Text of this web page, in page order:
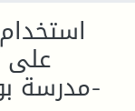
على
مدرسة بوراس عبد الرحمان-انموذجا-